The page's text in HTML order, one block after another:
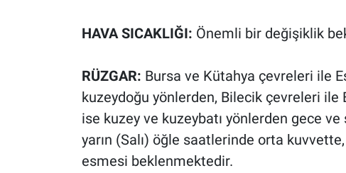
HAVA SICAKLIĞI: Önemli bir değişiklik
RÜZGAR: Bursa ve Kütahya çevreleri ile
kuzeydoğu yönlerden, Bilecik çevreleri
ise kuzey ve kuzeybatı yönlerden gece
yarın (Salı) öğle saatlerinde orta
esmesi beklenmektedir.